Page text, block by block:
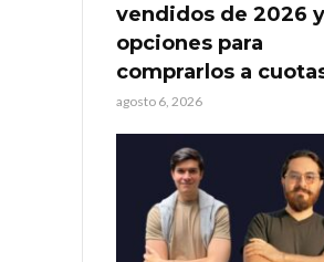
vendidos de 2026
opciones para
comprarlos a
agosto 6, 2026